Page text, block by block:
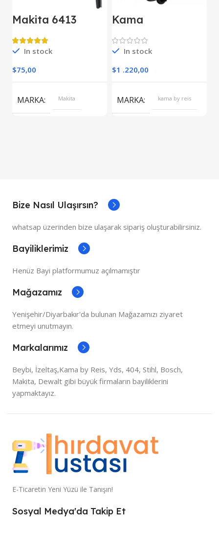
Makita 6413
In stock
$75,00
MARKA Makita
Kama
Kipor Dizel
Jeneratör Marşlı
Monofaze
In stock
$1 .220,00
MARKA kama by reis
Bize Nasıl Ulaşırsın?
whatsap üzerinden bize ulaşarak sipariş oluşturabilirsiniz.
Bayiliklerimiz
Henüz Bayi platformumuz açılmamıştır
Mağazamız
Yenişehir/Diyarbakır'da bulunan Mağazamızı ziyaret
etmeyi unutmayın.
Markalarımız
Beybi, İzeltaş,Kama by Reis, Yds, 404, Stihl, Bosch,
Makita, Dewalt gibi büyük firmaların bayiliklerini
yapmaktayız.
E-Ticaretin Yeni Yüzü ile Tanışın!
Sosyal Medya'da Takip Et